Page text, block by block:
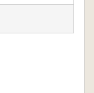
陵墓」の出
質
藤原宮・
ら見た日